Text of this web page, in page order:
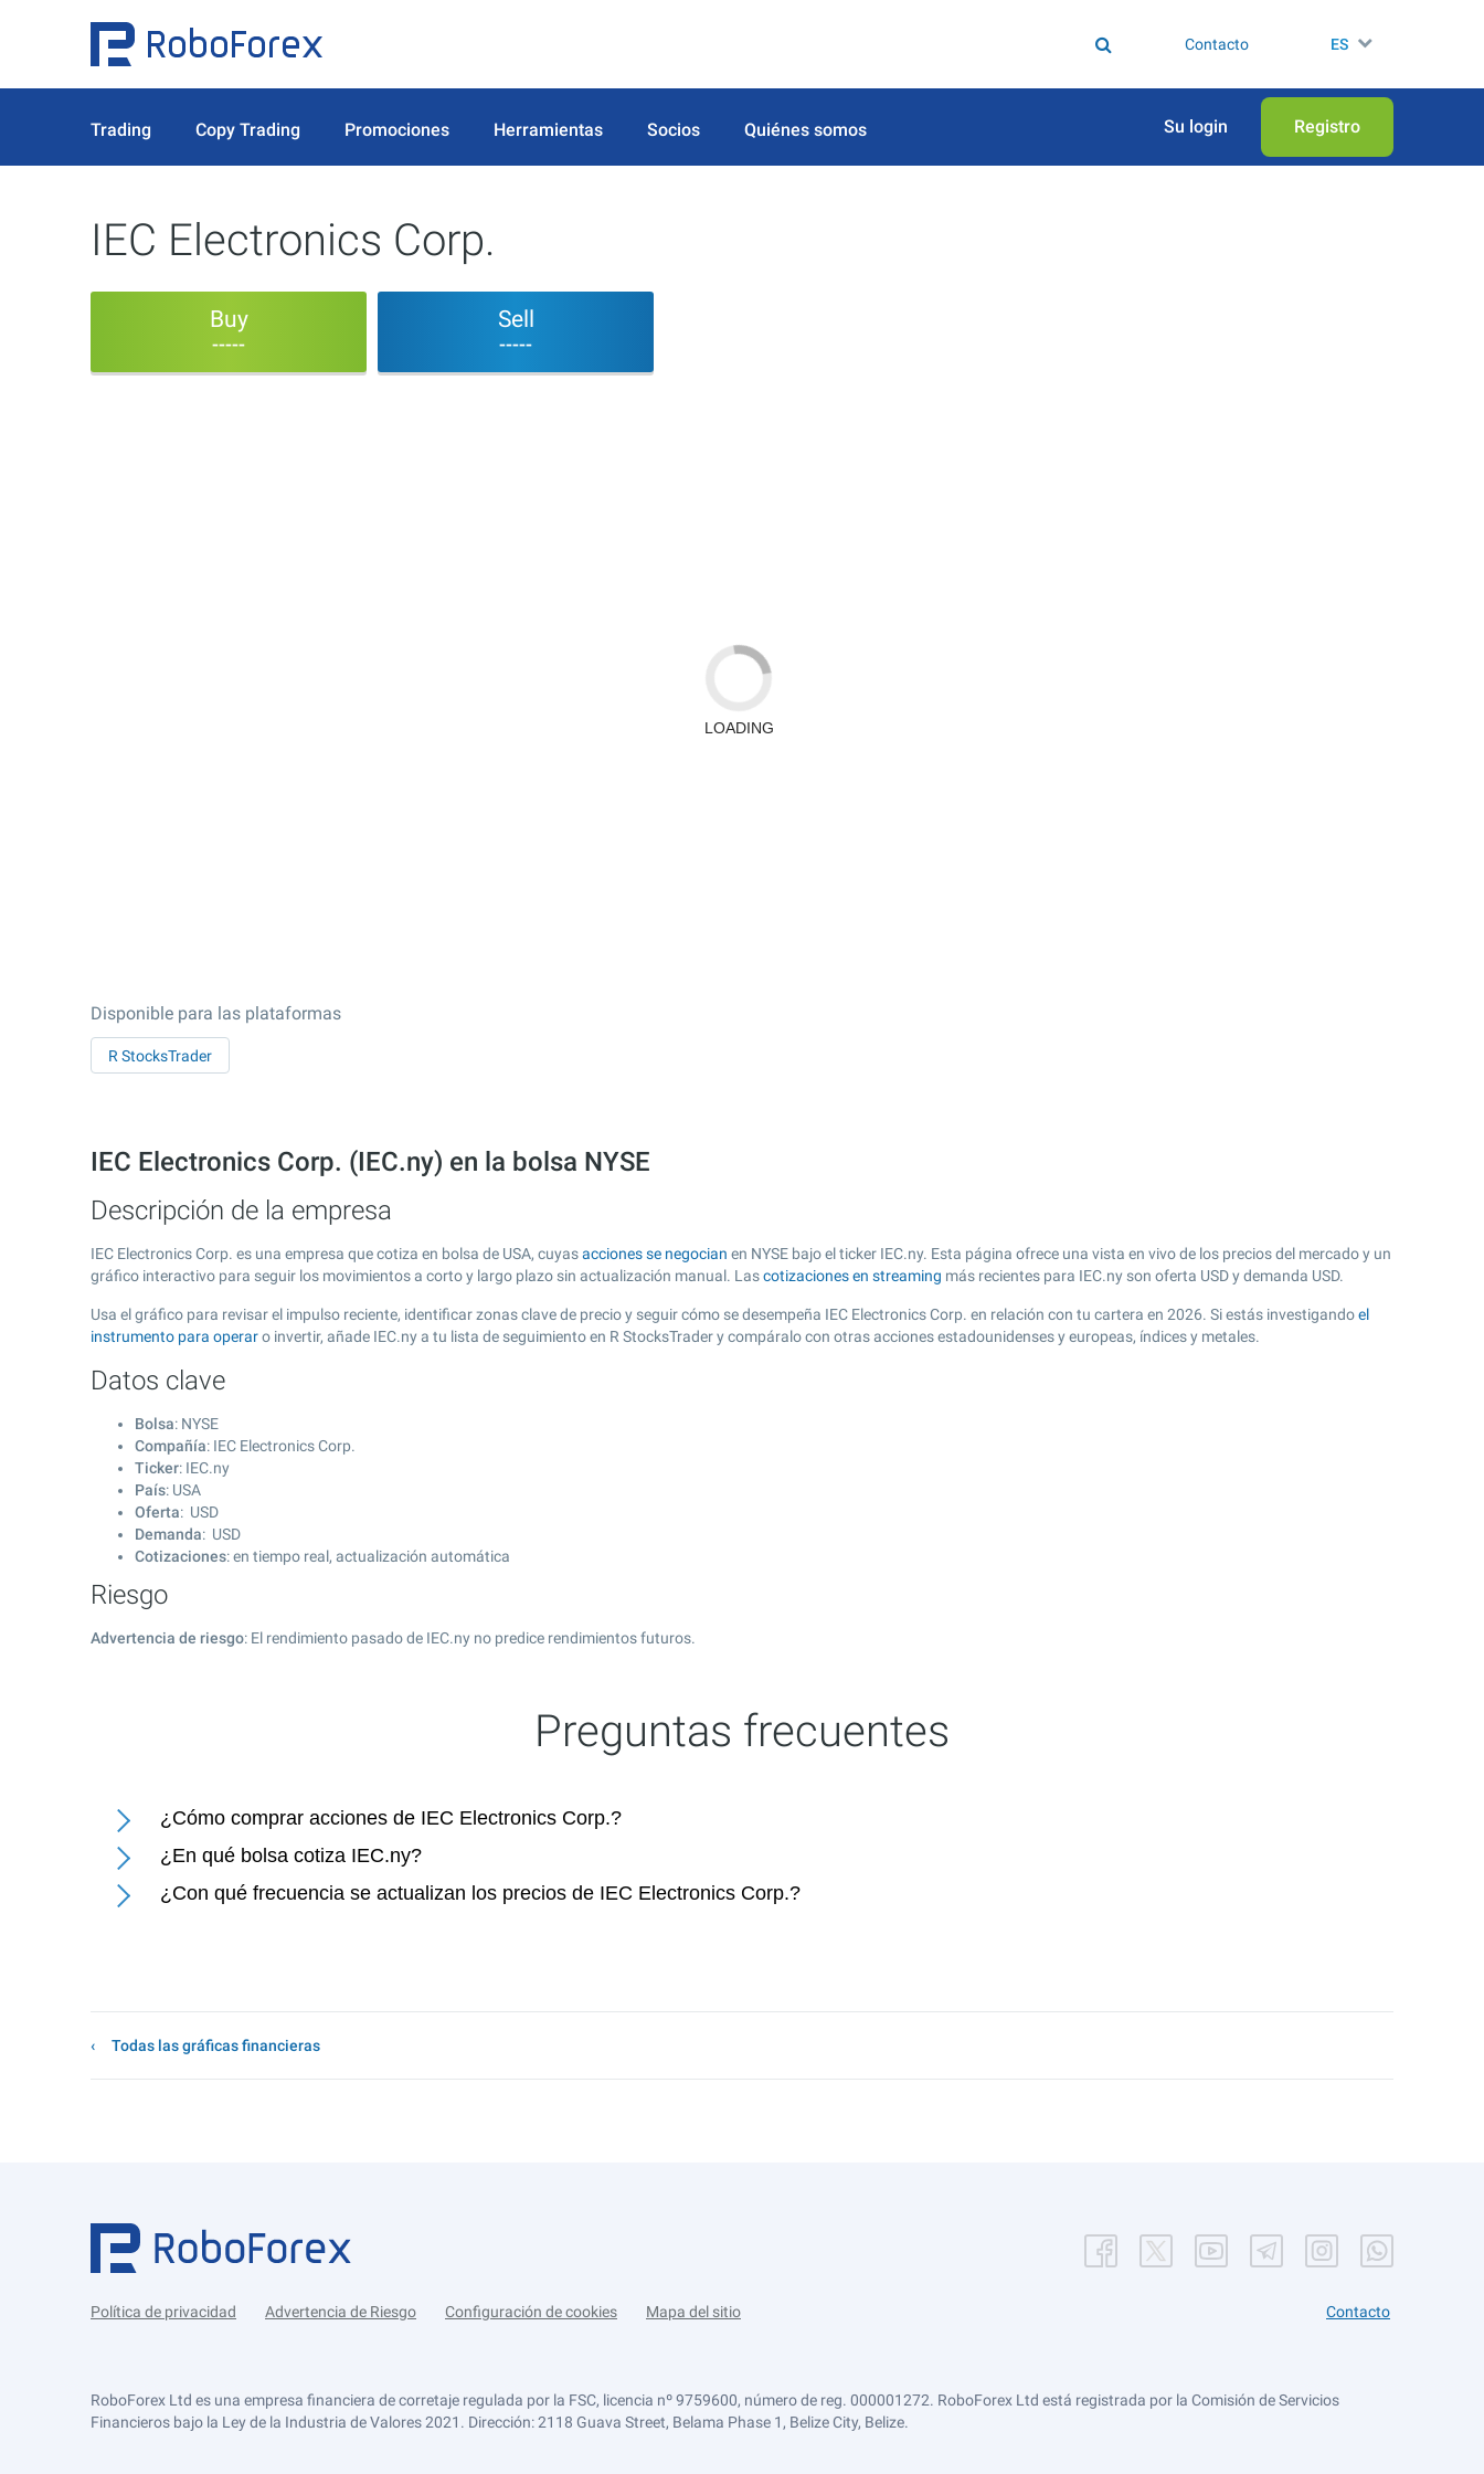
Contacto ES
Trading Copy Trading Promociones Herramientas Socios Quiénes somos Su login Registro
IEC Electronics Corp.
Buy
-----
Sell
-----
Disponible para las plataformas
R StocksTrader
IEC Electronics Corp. (IEC.ny) en la bolsa NYSE
Descripción de la empresa
IEC Electronics Corp. es una empresa que cotiza en bolsa de USA, cuyasacciones se negocian en NYSE bajo el ticker IEC.ny. Esta página ofrece una vista en vivo de los precios del mercado y un
gráfico interactivo para seguir los movimientos a corto y largo plazo sin actualización manual. Lascotizaciones en streaming más recientes para IEC.ny son oferta USD y demanda USD.
Usa el gráfico para revisar el impulso reciente, identificar zonas clave de precio y seguir cómo se desempeña IEC Electronics Corp. en relación con tu cartera en 2026. Si estás investigandoel
instrumento para operaro invertir, añade IEC.ny a tu lista de seguimiento en R StocksTrader y compáralo con otras acciones estadounidenses y europeas, índices y metales.
Datos clave
Bolsa: NYSE
Compañía: IEC Electronics Corp.
Ticker: IEC.ny
País: USA
Oferta: USD
Demanda: USD
Cotizaciones: en tiempo real, actualización automática
Riesgo
Advertencia de riesgo: El rendimiento pasado de IEC.ny no predice rendimientos futuros.
Preguntas frecuentes
¿Cómo comprar acciones de IEC Electronics Corp.?
¿En qué bolsa cotiza IEC.ny?
¿Con qué frecuencia se actualizan los precios de IEC Electronics Corp.?
Todas las gráficas financieras
Política de privacidad Advertencia de Riesgo Configuración de cookies Mapa del sitio Contacto
RoboForex Ltd es una empresa financiera de corretaje regulada por la FSC, licencia nº 9759600, número de reg. 000001272. RoboForex Ltd está registrada por la Comisión de Servicios
Financieros bajo la Ley de la Industria de Valores 2021. Dirección: 2118 Guava Street, Belama Phase 1, Belize City, Belize.